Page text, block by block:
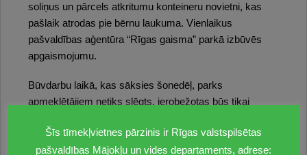
soliņus un pārcels atkritumu konteineru novietni, kas
pašlaik atrodas pie bērnu laukuma. Vienlaikus
pašvaldības aģentūra “Rīgas gaisma” parkā izbūvēs
apgaismojumu.
Būvdarbu laikā, kas sāksies šonedēļ, parks
apmeklētājiem netiks slēgts, ierobežotas būs tikai
Sarkandaugavas parks atrodas paugurainā reljefā starp
Šīs tīmekļvietnes pārzinis ir Rīgas valstspilsētas
pašvaldības Mājokļu un vides departaments, adrese: